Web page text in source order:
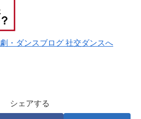
シェアする